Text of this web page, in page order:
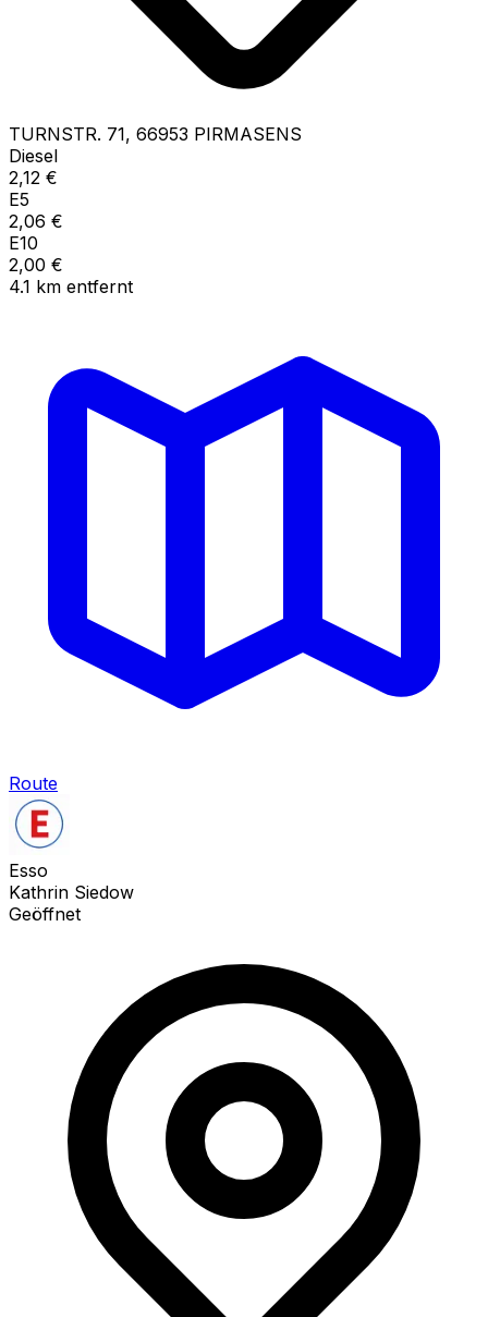
TURNSTR. 71, 66953 PIRMASENS
Diesel
2,12 €
E5
2,06 €
E10
2,00 €
4.1 km entfernt
Route
Esso
Kathrin Siedow
Geöffnet